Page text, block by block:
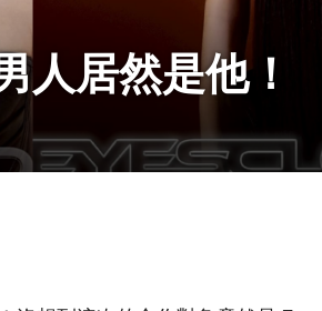
人居然是他！